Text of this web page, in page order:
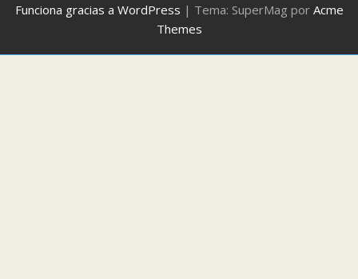
Funciona gracias a WordPress | Tema: SuperMag por Acme
Themes